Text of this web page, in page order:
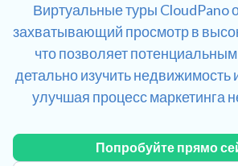
Виртуальные туры CloudPano
захватывающий просмотр в
что позволяет
детально изучить недвижимость
улучшая процесс маркетинга
Попробуйте прямо